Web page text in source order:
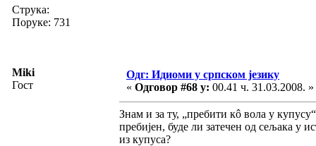
Струка:
Поруке: 731
Miki
Гост
Одг: Идиоми у српском језику
« Одговор #68 у: 00.41 ч. 31.03.2008. »
Знам и за ту, „пребити кô вола у
пребијен, буде ли затечен од сељака у
из купуса?